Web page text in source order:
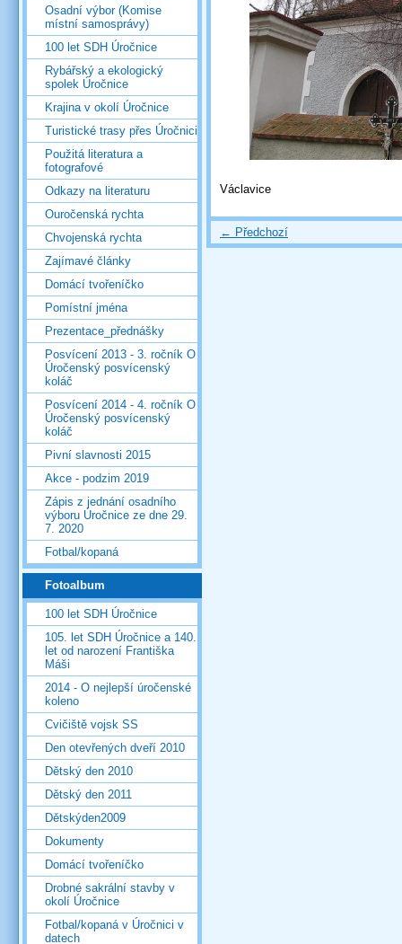
Václavice
← Předchozí
Osadní výbor (Komise
místní samosprávy)
100 let SDH Úročnice
Rybářský a ekologický
spolek Úročnice
Krajina v okolí Úročnice
Turistické trasy přes Úročnici
Použitá literatura a
fotografové
Odkazy na literaturu
Ouročenská rychta
Chvojenská rychta
Zajímavé články
Domácí tvořeníčko
Pomístní jména
Prezentace_přednášky
Posvícení 2013 - 3. ročník O
Úročenský posvícenský
koláč
Posvícení 2014 - 4. ročník O
Úročenský posvícenský
koláč
Pivní slavnosti 2015
Akce - podzim 2019
Zápis z jednání osadního
výboru Úročnice ze dne 29.
7. 2020
Fotbal/kopaná
Fotoalbum
100 let SDH Úročnice
105. let SDH Úročnice a 140.
let od narození Františka
Máši
2014 - O nejlepší úročenské
koleno
Cvičiště vojsk SS
Den otevřených dveří 2010
Dětský den 2010
Dětský den 2011
Dětskýden2009
Dokumenty
Domácí tvořeníčko
Drobné sakrální stavby v
okolí Úročnice
Fotbal/kopaná v Úročnici v
datech